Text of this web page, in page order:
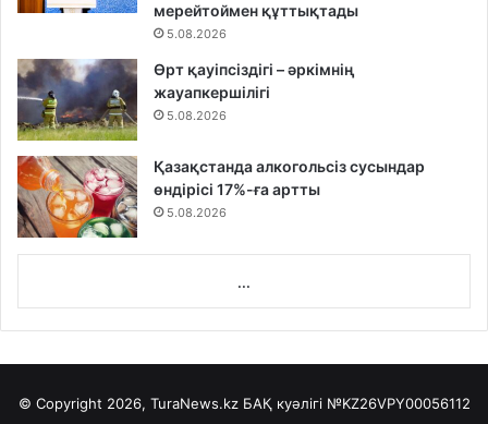
мерейтоймен құттықтады
5.08.2026
Өрт қауіпсіздігі – әркімнің
жауапкершілігі
5.08.2026
Қазақстанда алкогольсіз сусындар
өндірісі 17%-ға артты
5.08.2026
...
© Copyright 2026, TuraNews.kz БАҚ куәлігі №KZ26VPY00056112